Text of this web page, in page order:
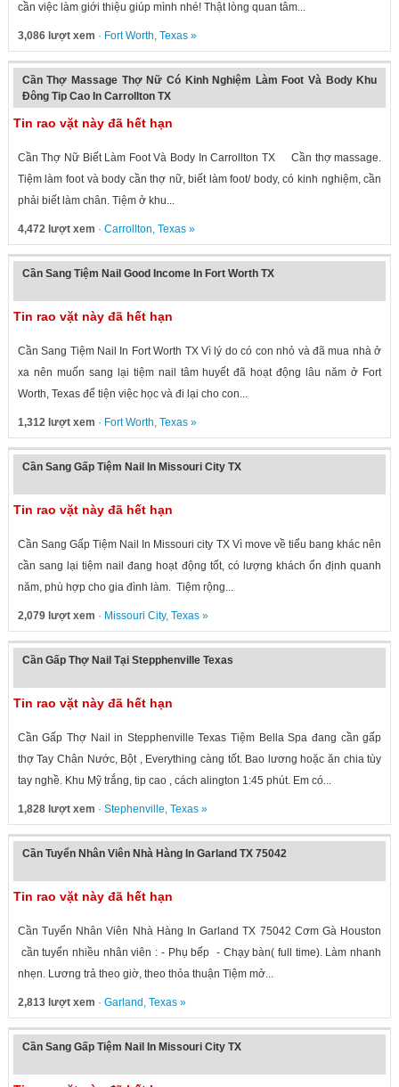
cần việc làm giới thiệu giúp mình nhé! Thật lòng quan tâm...
3,086 lượt xem · Fort Worth, Texas»
Cần Thợ Massage Thợ Nữ Có Kinh Nghiệm Làm Foot Và Body Khu
Đông Tip Cao In Carrollton TX
Tin rao vặt này đã hết hạn
Cần Thợ Nữ Biết Làm Foot Và Body In Carrollton TX Cần thợ massage.
Tiệm làm foot và body cần thợ nữ, biết làm foot/ body, có kinh nghiệm, cần
phải biết làm chân. Tiệm ở khu...
4,472 lượt xem · Carrollton, Texas»
Cần Sang Tiệm Nail Good Income In Fort Worth TX
Tin rao vặt này đã hết hạn
Cần Sang Tiệm Nail In Fort Worth TX Vì lý do có con nhỏ và đã mua nhà ở
xa nên muốn sang lại tiệm nail tâm huyết đã hoạt động lâu năm ở Fort
Worth, Texas để tiện việc học và đi lại cho con...
1,312 lượt xem · Fort Worth, Texas»
Cần Sang Gấp Tiệm Nail In Missouri City TX
Tin rao vặt này đã hết hạn
Cần Sang Gấp Tiệm Nail In Missouri city TX Vì move về tiểu bang khác nên
cần sang lại tiệm nail đang hoạt động tốt, có lượng khách ổn định quanh
năm, phù hợp cho gia đình làm. Tiệm rộng...
2,079 lượt xem · Missouri City, Texas»
Cần Gấp Thợ Nail Tại Stepphenville Texas
Tin rao vặt này đã hết hạn
Cần Gấp Thợ Nail in Stepphenville Texas Tiệm Bella Spa đang cần gấp
thợ Tay Chân Nước, Bột , Everything càng tốt. Bao lương hoặc ăn chia tùy
tay nghề. Khu Mỹ trắng, tip cao , cách alington 1:45 phút. Em có...
1,828 lượt xem · Stephenville, Texas»
Cần Tuyển Nhân Viên Nhà Hàng In Garland TX 75042
Tin rao vặt này đã hết hạn
Cần Tuyển Nhân Viên Nhà Hàng In Garland TX 75042 Cơm Gà Houston
cần tuyển nhiều nhân viên : - Phụ bếp - Chạy bàn( full time). Làm nhanh
nhẹn. Lương trả theo giờ, theo thỏa thuận Tiệm mở...
2,813 lượt xem · Garland , Texas»
Cần Sang Gấp Tiệm Nail In Missouri City TX